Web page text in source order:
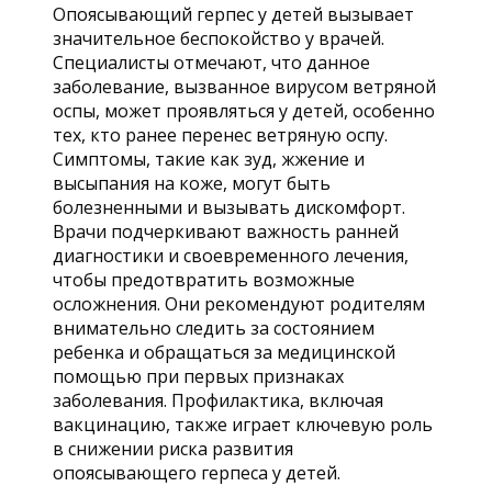
Опоясывающий герпес у детей вызывает
значительное беспокойство у врачей.
Специалисты отмечают, что данное
заболевание, вызванное вирусом ветряной
оспы, может проявляться у детей, особенно
тех, кто ранее перенес ветряную оспу.
Симптомы, такие как зуд, жжение и
высыпания на коже, могут быть
болезненными и вызывать дискомфорт.
Врачи подчеркивают важность ранней
диагностики и своевременного лечения,
чтобы предотвратить возможные
осложнения. Они рекомендуют родителям
внимательно следить за состоянием
ребенка и обращаться за медицинской
помощью при первых признаках
заболевания. Профилактика, включая
вакцинацию, также играет ключевую роль
в снижении риска развития
опоясывающего герпеса у детей.